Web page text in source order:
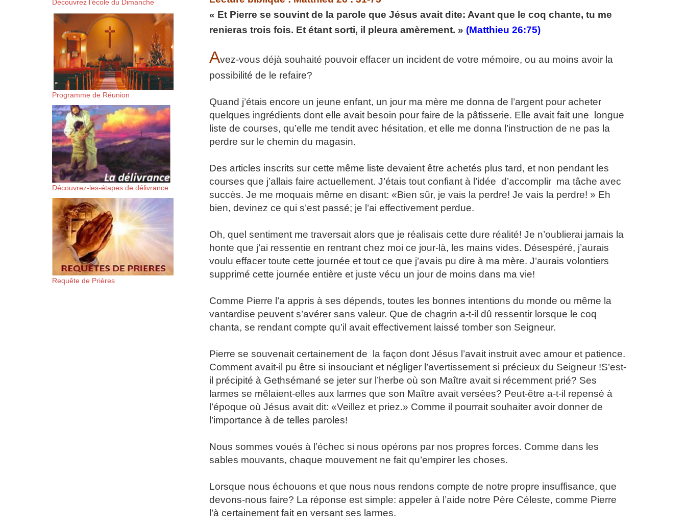
volume.
suis-sans-rien-a-moi.mp3 http://www.lafoiapostolique.org/wp-
content/uploads/2018/06/Es-tu-lasse-rempli-de-tritesse.mp3
Découvrez l’école du Dimanche
Programme de Réunion
Découvrez-les-étapes de délivrance
Requête de Prières
« Et Pierre se souvint de la parole que Jésus avait dite: Avant que le coq chante, tu me
renieras trois fois. Et étant sorti, il pleura amèrement. » (Matthieu 26:75)
Avez-vous déjà souhaité pouvoir effacer un incident de votre mémoire, ou au moins avoir la
possibilité de le refaire?
Quand j’étais encore un jeune enfant, un jour ma mère me donna de l’argent pour acheter
quelques ingrédients dont elle avait besoin pour faire de la pâtisserie. Elle avait fait une longue
liste de courses, qu’elle me tendit avec hésitation, et elle me donna l’instruction de ne pas la
perdre sur le chemin du magasin.
Des articles inscrits sur cette même liste devaient être achetés plus tard, et non pendant les
courses que j’allais faire actuellement. J’étais tout confiant à l’idée d’accomplir ma tâche avec
succès. Je me moquais même en disant: «Bien sûr, je vais la perdre! Je vais la perdre! » Eh
bien, devinez ce qui s’est passé; je l’ai effectivement perdue.
Oh, quel sentiment me traversait alors que je réalisais cette dure réalité! Je n’oublierai jamais la
honte que j’ai ressentie en rentrant chez moi ce jour-là, les mains vides. Désespéré, j’aurais
voulu effacer toute cette journée et tout ce que j’avais pu dire à ma mère. J’aurais volontiers
supprimé cette journée entière et juste vécu un jour de moins dans ma vie!
Comme Pierre l’a appris à ses dépends, toutes les bonnes intentions du monde ou même la
vantardise peuvent s’avérer sans valeur. Que de chagrin a-t-il dû ressentir lorsque le coq
chanta, se rendant compte qu’il avait effectivement laissé tomber son Seigneur.
Pierre se souvenait certainement de la façon dont Jésus l’avait instruit avec amour et patience.
Comment avait-il pu être si insouciant et négliger l’avertissement si précieux du Seigneur !S’est-
il précipité à Gethsémané se jeter sur l’herbe où son Maître avait si récemment prié? Ses
larmes se mêlaient-elles aux larmes que son Maître avait versées? Peut-être a-t-il repensé à
l’époque où Jésus avait dit: «Veillez et priez.» Comme il pourrait souhaiter avoir donner de
l’importance à de telles paroles!
Nous sommes voués à l’échec si nous opérons par nos propres forces. Comme dans les
sables mouvants, chaque mouvement ne fait qu’empirer les choses.
Lorsque nous échouons et que nous nous rendons compte de notre propre insuffisance, que
devons-nous faire? La réponse est simple: appeler à l’aide notre Père Céleste, comme Pierre
l’à certainement fait en versant ses larmes.